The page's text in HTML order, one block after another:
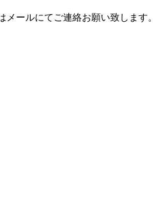
ールにてご連絡お願い致します。